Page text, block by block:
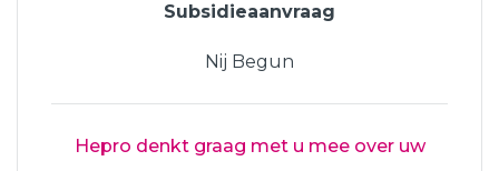
Subsidieaanvraag
Nij Begun
Hepro denkt graag met u mee over uw